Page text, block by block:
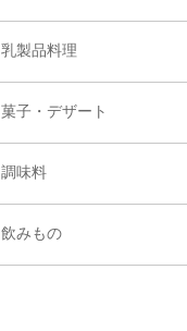
乳製品料理
菓子・デザート
調味料
飲みもの